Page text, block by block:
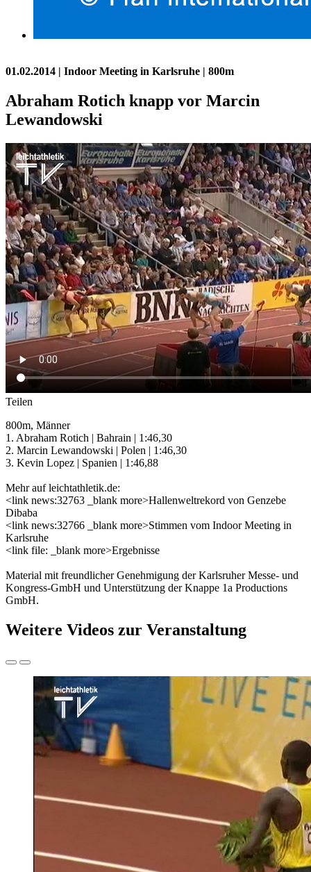
01.02.2014 | Indoor Meeting in Karlsruhe | 800m
Abraham Rotich knapp vor Marcin
Lewandowski
Teilen
800m, Männer
1. Abraham Rotich | Bahrain | 1:46,30
2. Marcin Lewandowski | Polen | 1:46,30
3. Kevin Lopez | Spanien | 1:46,88
Mehr auf leichtathletik.de:
<link news:32763 _blank more>Hallenweltrekord von Genzebe
Dibaba
<link news:32766 _blank more>Stimmen vom Indoor Meeting in
Karlsruhe
<link file: _blank more>Ergebnisse
Material mit freundlicher Genehmigung der Karlsruher Messe- und
Kongress-GmbH und Unterstützung der Knappe 1a Productions
GmbH.
Weitere Videos zur Veranstaltung